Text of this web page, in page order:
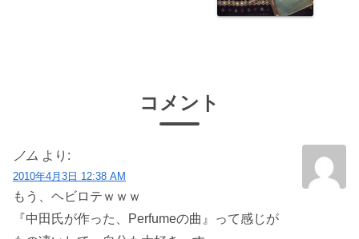
コメント
ノム より:
2010年4月3日 12:38 AM
もう、ヘビロテｗｗｗ
『中田氏が作った、Perfumeの曲 』って感じが